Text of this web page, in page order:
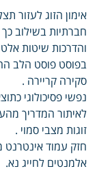
אימון הזוג לעזור
חברתיות בשילוב
והדרכות שיטות
בפוסט פוסט הלב
סקירה קריירה .
נפשי פסיכולוגי
לאיתור המדריך
זוגות מצבי סמוי .
חזק עמוד
אלמנטים לחייג נא.